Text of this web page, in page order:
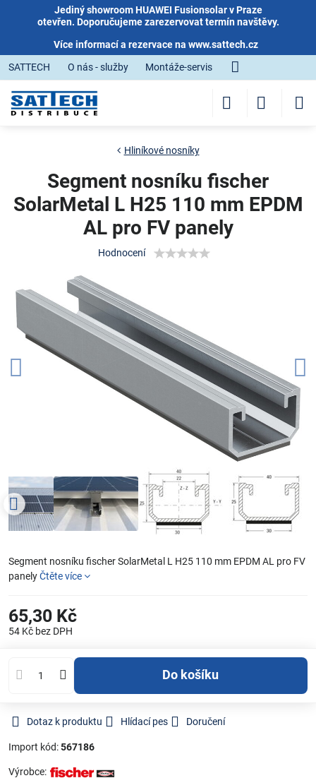
Jediný showroom HUAWEI Fusionsolar v Praze
otevřen. Doporučujeme zarezervovat termín navštěvy.
Více informací a rezervace na www.sattech.cz
SATTECH
O nás - služby Montáže-servis
Hliníkové nosníky
Segment nosníku fischer
SolarMetal L H25 110 mm EPDM
AL pro FV panely
Hodnocení
Segment nosníku fischer SolarMetal L H25 110 mm EPDM AL pro FV
panelyČtěte více
65,30 Kč
54 Kč bez DPH
Do košíku
Dotaz k produktu Hlídací pes Doručení
Import kód:567186
Výrobce: